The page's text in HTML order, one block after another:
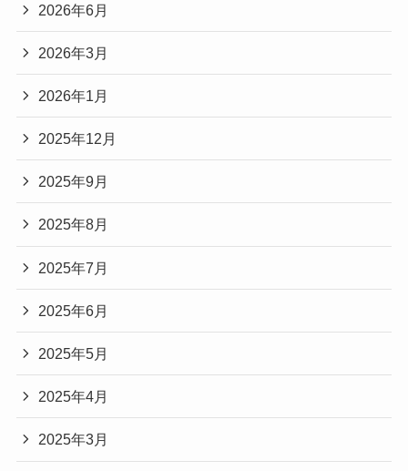
2026年6月
2026年3月
2026年1月
2025年12月
2025年9月
2025年8月
2025年7月
2025年6月
2025年5月
2025年4月
2025年3月